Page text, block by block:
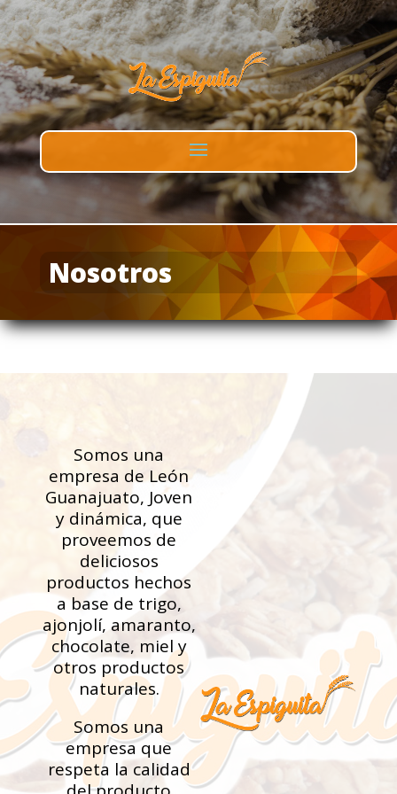
Nosotros
Somos una
empresa de León
Guanajuato, Joven
y dinámica, que
proveemos de
deliciosos
productos hechos
a base de trigo,
ajonjolí, amaranto,
chocolate, miel y
otros productos
naturales.
Somos una
empresa que
respeta la calidad